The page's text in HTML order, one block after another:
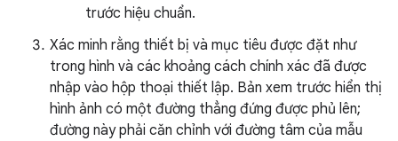
trước hiệu chuẩn.
Xác minh rằng thiết bị và mục tiêu được đặt như
trong hình và các khoảng cách chính xác đã được
nhập vào hộp thoại thiết lập. Bản xem trước hiển thị
hình ảnh có một đường thẳng đứng được phủ lên;
đường này phải căn chỉnh với đường tâm của mẫu